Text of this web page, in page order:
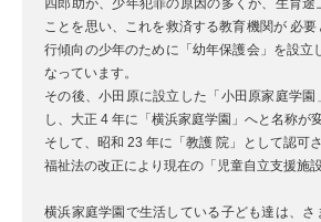
四郎助が、少年犯罪の原因の多くが、生育
ことを思い、これを救済する教育機関が 必
行傾向の少年のために「幼年保護会」を設立
なっています。
その後、小田原に設立した「小田原家庭学
し、大正 4 年に「横浜家庭学園」へと名称が
そして、昭和 23 年に「教護 院」として認可
福祉法の改正により現在の「児童自立支援施
横浜家庭学園で生活している子ども達は、